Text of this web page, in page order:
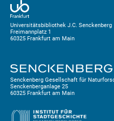
Universitätsbibliothek J.C. Senckenberg
Freimannplatz 1
60325 Frankfurt am Main
Senckenberg Gesellschaft für
Senckenberganlage 25
60325 Frankfurt am Main